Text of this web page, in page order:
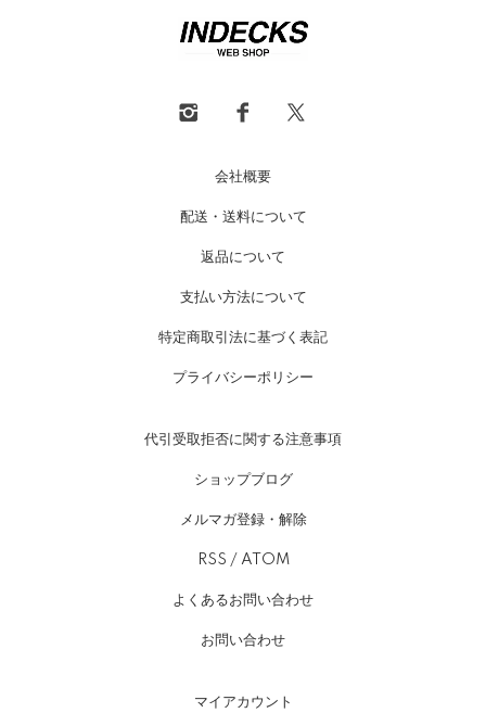
会社概要
配送・送料について
返品について
支払い方法について
特定商取引法に基づく表記
プライバシーポリシー
代引受取拒否に関する注意事項
ショップブログ
メルマガ登録・解除
RSS / ATOM
よくあるお問い合わせ
お問い合わせ
マイアカウント